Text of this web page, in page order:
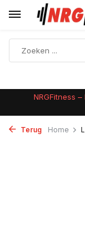
NRGFitness
Terug Home